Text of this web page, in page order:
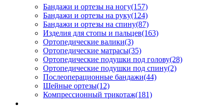
Бандажи и ортезы на ногу(157)
Бандажи и ортезы на руку(124)
Бандажи и ортезы на спину(87)
Изделия для стопы и пальцев(163)
Ортопедические валики(3)
Ортопедические матрасы(35)
Ортопедические подушки под голову(28)
Ортопедические подушки под спину(2)
Послеоперационные бандажи(44)
Шейные ортезы(12)
Компрессионный трикотаж(181)